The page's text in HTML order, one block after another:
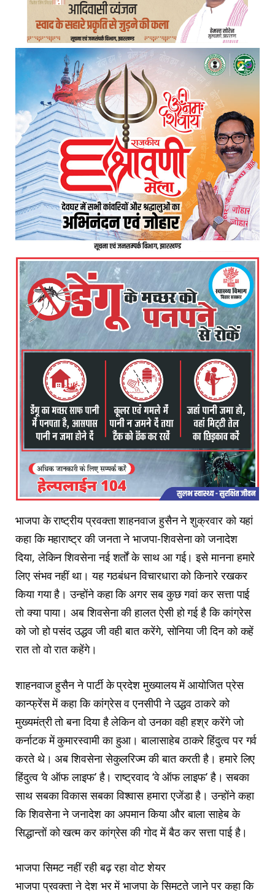
भाजपा के राष्ट्रीय प्रवक्ता शाहनवाज हुसैन ने शुक्रवार को यहां
कहा कि महाराष्ट्र की जनता ने भाजपा-शिवसेना को जनादेश
दिया, लेकिन शिवसेना नई शर्तों के साथ आ गई। इसे मानना हमारे
लिए संभव नहीं था। यह गठबंधन विचारधारा को किनारे रखकर
किया गया है। उन्होंने कहा कि अगर सब कुछ गवां कर सत्ता पाई
तो क्या पाया। अब शिवसेना की हालत ऐसी हो गई है कि कांग्रेस
को जो हो पसंद उद्धव जी वही बात करेंगे, सोनिया जी दिन को कहें
रात तो वो रात कहेंगे।
शाहनवाज हुसैन ने पार्टी के प्रदेश मुख्यालय में आयोजित प्रेस
कान्फ्रेंस में कहा कि कांग्रेस व एनसीपी ने उद्धव ठाकरे को
मुख्यमंत्री तो बना दिया है लेकिन वो उनका वही हश्र करेंगे जो
कर्नाटक में कुमारस्वामी का हुआ। बालासाहेब ठाकरे हिंदुत्व पर गर्व
करते थे। अब शिवसेना सेकुलरिज्म की बात करती है। हमारे लिए
हिंदुत्व ‘वे ऑफ लाइफ’ है। राष्ट्रवाद ‘वे ऑफ लाइफ’ है। सबका
साथ सबका विकास सबका विश्वास हमारा एजेंडा है। उन्होंने कहा
कि शिवसेना ने जनादेश का अपमान किया और बाला साहेब के
सिद्धान्तों को खत्म कर कांग्रेस की गोद में बैठ कर सत्ता पाई है।
भाजपा सिमट नहीं रही बढ़ रहा वोट शेयर
भाजपा प्रवक्ता ने देश भर में भाजपा के सिमटते जाने पर कहा कि